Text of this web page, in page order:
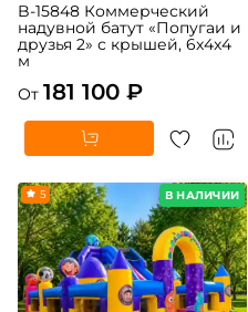
B-15848 Коммерческий
надувной батут «Попугаи и
друзья 2» с крышей, 6x4x4
м
От 181 100 ₽
В НАЛИЧИИ
5